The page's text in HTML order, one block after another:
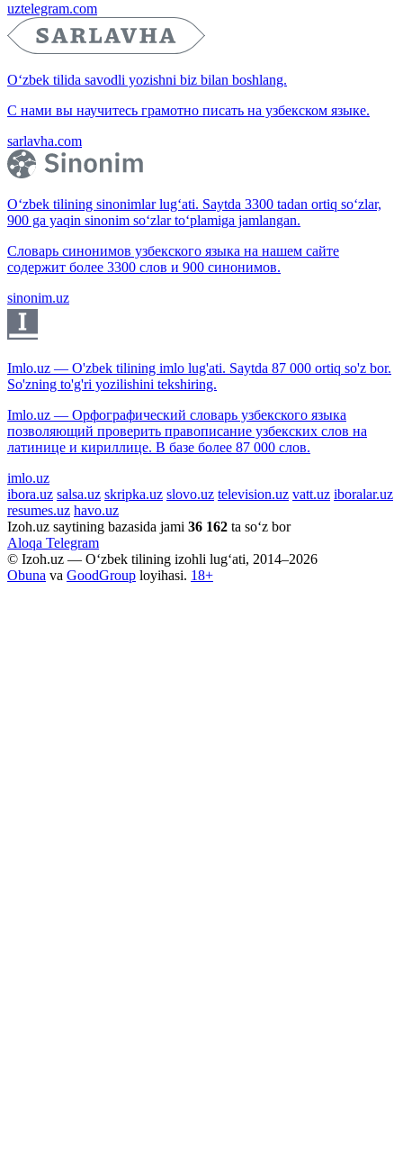
uztelegram.com
O‘zbek tilida savodli yozishni biz bilan boshlang.
С нами вы научитесь грамотно писать на узбекском языке.
sarlavha.com
O‘zbek tilining sinonimlar lug‘ati. Saytda 3300 tadan ortiq so‘zlar,
900 ga yaqin sinonim so‘zlar to‘plamiga jamlangan.
Словарь синонимов узбекского языка на нашем сайте
содержит более 3300 слов и 900 синонимов.
sinonim.uz
Imlo.uz — O'zbek tilining imlo lug'ati. Saytda 87 000 ortiq so'z bor.
So'zning to'g'ri yozilishini tekshiring.
Imlo.uz — Орфографический словарь узбекского языка
позволяющий проверить правописание узбекских слов на
латинице и кириллице. В базе более 87 000 слов.
imlo.uz
ibora.uz salsa.uz skripka.uz slovo.uz television.uz vatt.uz iboralar.uz
resumes.uz havo.uz
Izoh.uz saytining bazasida jami 36 162 ta so‘z bor
Aloqa Telegram
© Izoh.uz — O‘zbek tilining izohli lug‘ati, 2014–2026
Obuna va GoodGroup loyihasi. 18+